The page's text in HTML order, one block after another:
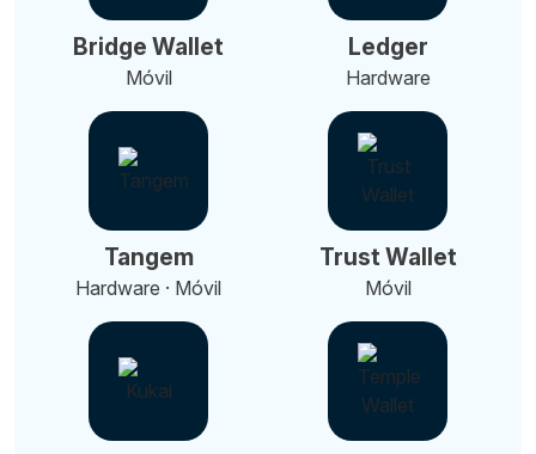
Bridge Wallet
Móvil
Ledger
Hardware
Tangem
Hardware · Móvil
Trust Wallet
Móvil